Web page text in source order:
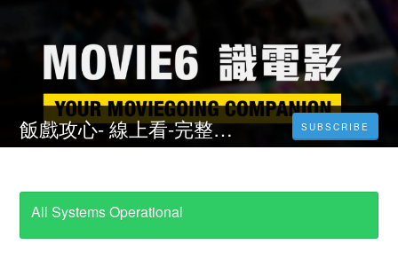
飯戲攻心- 線上看-完整版 (2022)中文字幕 HK-1080P SUBSCRIBE
All Systems Operational